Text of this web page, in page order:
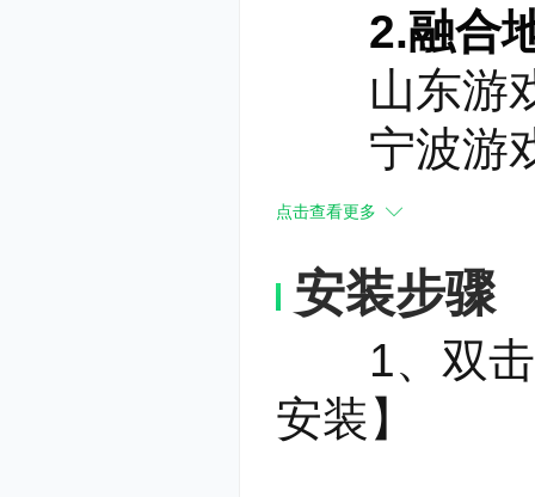
2.融合
山东游戏
宁波游戏
将)
上海游戏
安徽游戏
徽炒地皮、
杭州游戏
点击查看更多
安装步骤
1、双击
安装】